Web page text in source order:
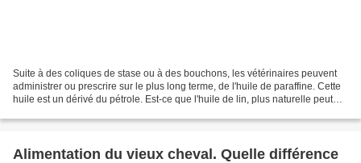
Suite à des coliques de stase ou à des bouchons, les vétérinaires peuvent
administrer ou prescrire sur le plus long terme, de l'huile de paraffine. Cette
huile est un dérivé du pétrole. Est-ce que l'huile de lin, plus naturelle peut
Alimentation du vieux cheval. Quelle différence